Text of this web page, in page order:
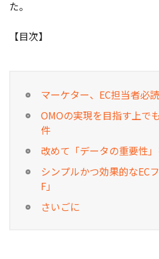
た。
【目次】
マーケター、EC担当者必
OMOの実現を目指す上で
件
改めて「データの重要性
シンプルかつ効果的なEC
F」
さいごに